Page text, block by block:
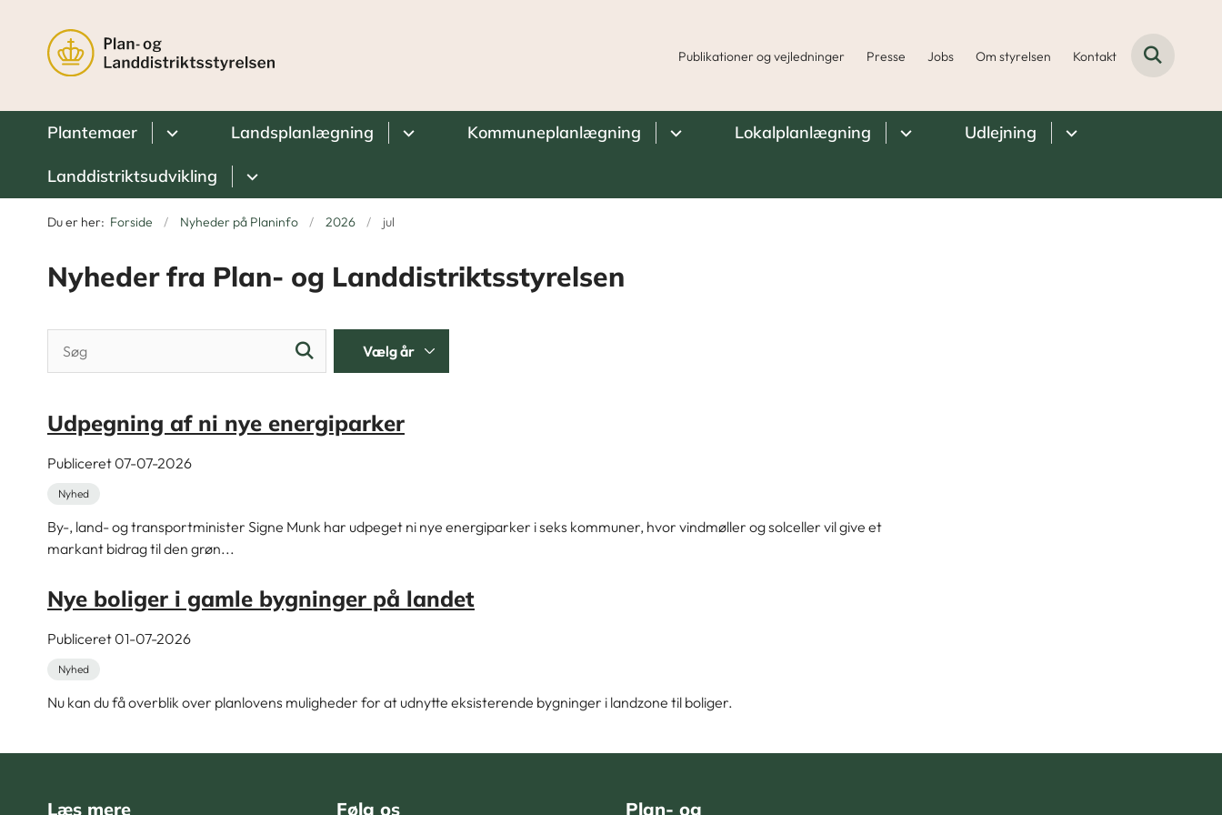
Publikationer og vejledninger Presse Jobs Om styrelsen Kontakt
Plantemaer Landsplanlægning Kommuneplanlægning Lokalplanlægning Udlejning
Landdistriktsudvikling
Du er her: Forside Nyheder på Planinfo 2026 jul
Nyheder fra Plan- og Landdistriktsstyrelsen
Udpegning af ni nye energiparker
Publiceret 07-07-2026
Nyhed
By-, land- og transportminister Signe Munk har udpeget ni nye energiparker i seks kommuner, hvor vindmøller og solceller vil give et
markant bidrag til den grøn...
Nye boliger i gamle bygninger på landet
Publiceret 01-07-2026
Nyhed
Nu kan du få overblik over planlovens muligheder for at udnytte eksisterende bygninger i landzone til boliger.
Læs mere Følg os Plan- og